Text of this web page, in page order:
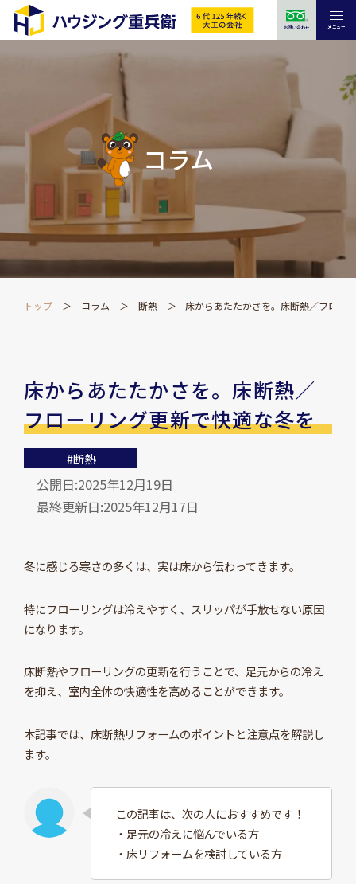
お問い合わせ メニュー
コラム
トップ コラム 断熱 床からあたたかさを。床断熱／フロー
床からあたたかさを。床断熱／
フローリング更新で快適な冬を
#断熱
公開日:2025年12月19日
最終更新日:2025年12月17日
冬に感じる寒さの多くは、実は床から伝わってきます。
特にフローリングは冷えやすく、スリッパが手放せない原因
になります。
床断熱やフローリングの更新を行うことで、足元からの冷え
を抑え、室内全体の快適性を高めることができます。
本記事では、床断熱リフォームのポイントと注意点を解説し
ます。
この記事は、次の人におすすめです！
・足元の冷えに悩んでいる方
・床リフォームを検討している方